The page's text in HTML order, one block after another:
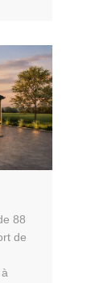
88
de